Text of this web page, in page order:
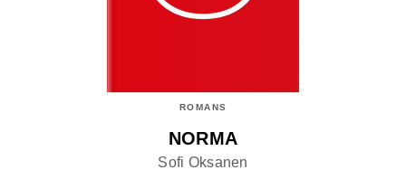
ROMANS
NORMA
Sofi Oksanen